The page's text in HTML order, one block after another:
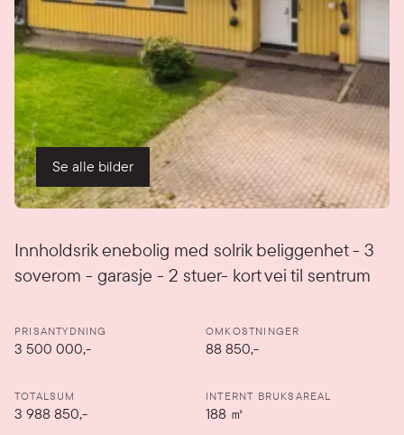
Se alle bilder
Innholdsrik enebolig med solrik beliggenhet - 3
soverom - garasje - 2 stuer- kort vei til sentrum
Detaljer
PRISANTYDNING
3 500 000,-
OMKOSTNINGER
88 850,-
TOTALSUM
3 988 850,-
INTERNT BRUKSAREAL
188 ㎡